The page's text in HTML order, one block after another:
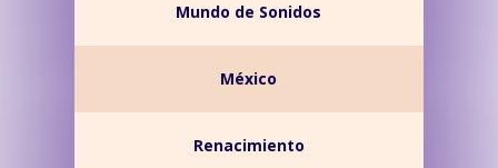
Mundo de Sonidos
México
Renacimiento